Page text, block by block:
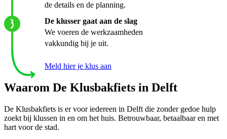
de details en de planning.
De klusser gaat aan de slag
We voeren de werkzaamheden
vakkundig bij je uit.
Meld hier je klus aan
Waarom De Klusbakfiets in Delft
De Klusbakfiets is er voor iedereen in Delft die zonder gedoe hulp
zoekt bij klussen in en om het huis. Betrouwbaar, betaalbaar en met
hart voor de stad.